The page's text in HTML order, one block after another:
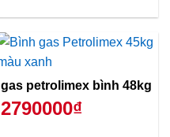
gas petrolimex bình 48kg
2790000₫